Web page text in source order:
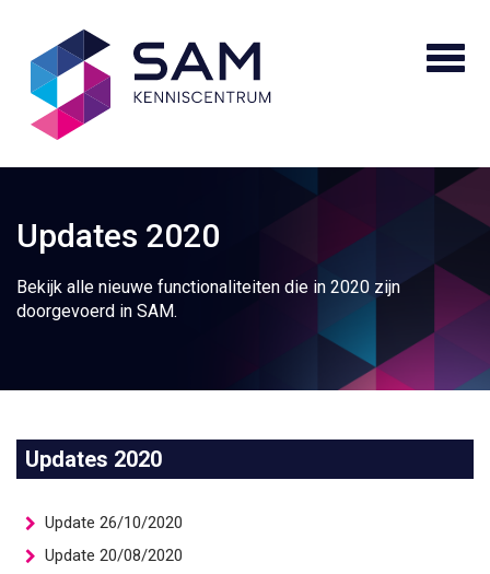
Updates 2020
Bekijk alle nieuwe functionaliteiten die in 2020 zijn
doorgevoerd in SAM.
Updates 2020
Update 26/10/2020
Update 20/08/2020